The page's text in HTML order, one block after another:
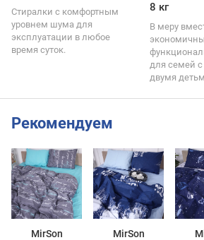
Стиралки с комфортным
уровнем шума для
эксплуатации в любое
время суток.
8 кг
В меру
для семей
двумя
Рекомендуем
MirSon
MirSon